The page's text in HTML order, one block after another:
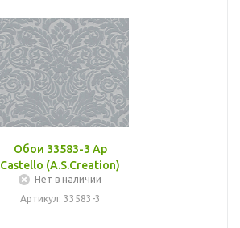
Обои 33583-3 Ap
Castello (A.S.Creation)
Нет в наличии
Артикул: 33583-3